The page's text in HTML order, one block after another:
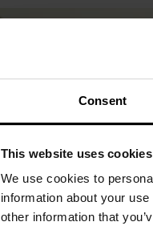
Consent
This website uses cookies
We use cookies to
information about your
other information that